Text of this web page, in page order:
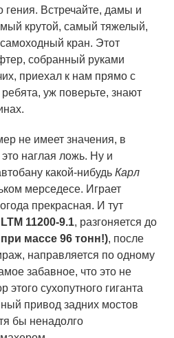
гения. Встречайте, дамы и
крутой, самый тяжелый,
кран. Этот
собранный руками
приехал к нам прямо с
уж поверьте, знают
не имеет значения, в
это наглая ложь. Ну и
какой-нибудь Карл
мерседесе. Играет
прекрасная. И тут
LTM 11200-9.1, разгоняется до
массе 96 тонн!), после
направляется по одному
забавное, что это не
сухопутного гиганта
привод задних мостов
бы ненадолго